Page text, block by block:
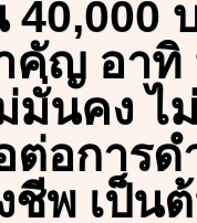
40,000
ญ อาทิ
มั่นคง ไ
ต่อการ
ชีพ เป็น